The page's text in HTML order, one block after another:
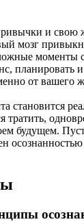
и свою
мозг
моменты
планировать
от вашего
становится
тратить,
будущем.